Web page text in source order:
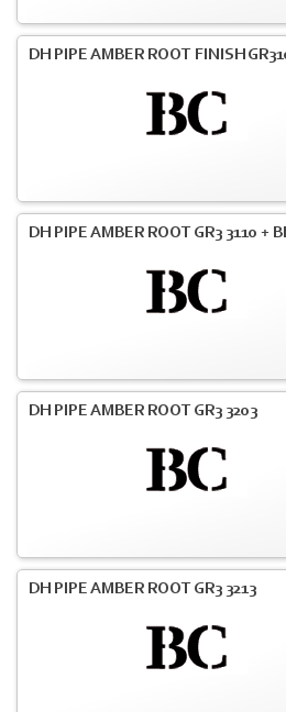
DH PIPE AMBER ROOT FINISH
DH PIPE AMBER ROOT GR3 3110 +
DH PIPE AMBER ROOT GR3 3203
DH PIPE AMBER ROOT GR3 3213